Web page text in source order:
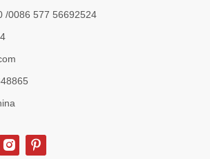
/0086 577 56692524